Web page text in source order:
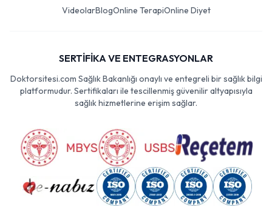
VideolarBlogOnline TerapiOnline Diyet
SERTİFİKA VE ENTEGRASYONLAR
Doktorsitesi.com Sağlık Bakanlığı onaylı ve entegreli bir sağlık bilgi
platformudur. Sertifikaları ile tescillenmiş güvenilir altyapısıyla
sağlık hizmetlerine erişim sağlar.